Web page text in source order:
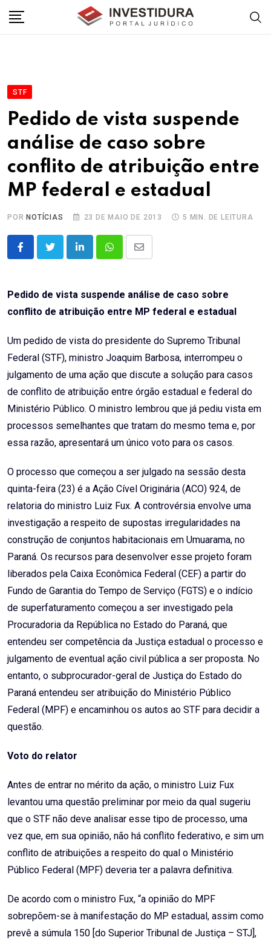
STF
Pedido de vista suspende
análise de caso sobre
conflito de atribuição entre
MP federal e estadual
POR NOTÍCIAS 23 DE MAIO DE 2013 5 MIN. DE LEITURA
LinkedInWhatsappShare
Email
Pedido de vista suspende análise de caso sobre
conflito de atribuição entre MP federal e estadual
Um pedido de vista do presidente do Supremo Tribunal
Federal (STF), ministro Joaquim Barbosa, interrompeu o
julgamento de uma ação que discute a solução para casos
de conflito de atribuição entre órgão estadual e federal do
Ministério Público. O ministro lembrou que já pediu vista em
processos semelhantes que tratam do mesmo tema e, por
essa razão, apresentará um único voto para os casos.
O processo que começou a ser julgado na sessão desta
quinta-feira (23) é a Ação Cível Originária (ACO) 924, de
relatoria do ministro Luiz Fux. A controvérsia envolve uma
investigação a respeito de supostas irregularidades na
construção de conjuntos habitacionais em Umuarama, no
Paraná. Os recursos para desenvolver esse projeto foram
liberados pela Caixa Econômica Federal (CEF) a partir do
Fundo de Garantia do Tempo de Serviço (FGTS) e o indício
de superfaturamento começou a ser investigado pela
Procuradoria da República no Estado do Paraná, que
entendeu ser competência da Justiça estadual o processo e
julgamento de eventual ação civil pública a ser proposta. No
entanto, o subprocurador-geral de Justiça do Estado do
Paraná entendeu ser atribuição do Ministério Público
Federal (MPF) e encaminhou os autos ao STF para decidir a
questão.
Voto do relator
Antes de entrar no mérito da ação, o ministro Luiz Fux
levantou uma questão preliminar por meio da qual sugeriu
que o STF não deve analisar esse tipo de processo, uma
vez que, em sua opinião, não há conflito federativo, e sim um
conflito de atribuições a respeito do qual o Ministério
Público Federal (MPF) deveria ter a palavra definitiva.
De acordo com o ministro Fux, “a opinião do MPF
sobrepõem-se à manifestação do MP estadual, assim como
prevê a súmula 150 [do Superior Tribunal de Justiça – STJ],